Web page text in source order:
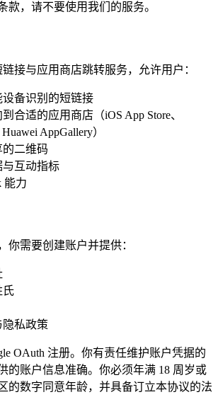
款，请不要使用我们的服务。
接与应用商店跳转服务，允许用户：
备识别的短链接
合适的应用商店（iOS App Store、
AppGallery）
二维码
互动指标
能力
你需要创建账户并提供：
氏
私政策
OAuth 注册。你有责任维护账户凭据的
的账户信息准确。你必须年满 18 周岁或
的数字同意年龄，并具备订立本协议的法